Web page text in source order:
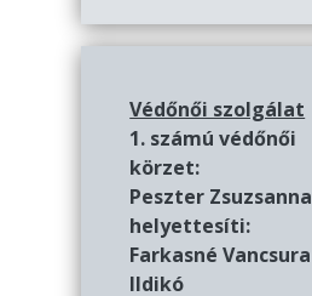
Védőnői szolgálat
1. számú védőnői
körzet:
Peszter Zsuzsanna
helyettesíti:
Farkasné Vancsura
Ildikó